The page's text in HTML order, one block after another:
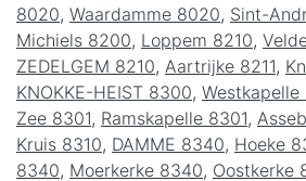
8020, Waardamme 8020, Sint-
Michiels 8200, Loppem 8210,
ZEDELGEM 8210, Aartrijke 8211,
KNOKKE-HEIST 8300, Westkapelle
Zee 8301, Ramskapelle 8301,
Kruis 8310, DAMME 8340, Hoeke
8340, Moerkerke 8340, Oostkerke